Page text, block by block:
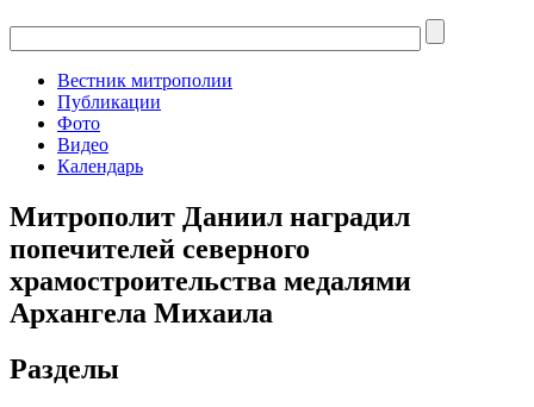
Вестник митрополии
Публикации
Фото
Видео
Календарь
Митрополит Даниил наградил
попечителей северного
храмостроительства медалями
Архангела Михаила
Разделы